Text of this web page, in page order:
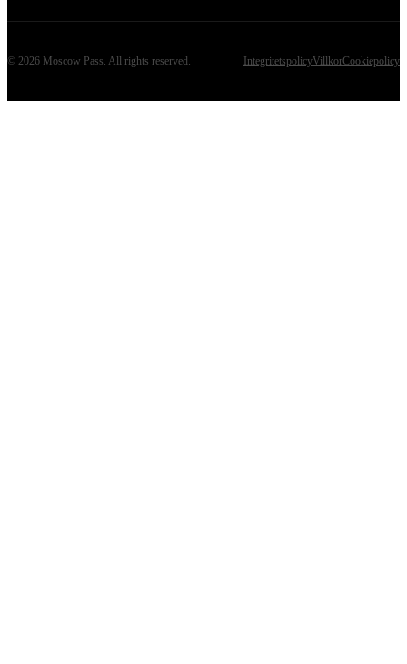
© 2026 Moscow Pass . All rights reserved. IntegritetspolicyVillkorCookiepolicy